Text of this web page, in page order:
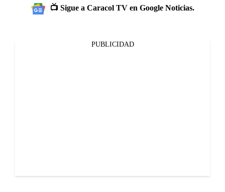
📺 Sigue a Caracol TV en Google Noticias.
PUBLICIDAD